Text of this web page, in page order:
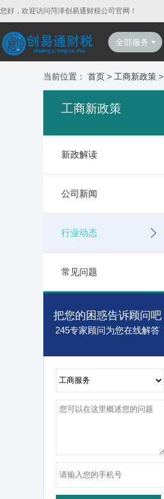
您好，欢迎访问菏泽创易通财税公司官网！
全部服务
当前位置： 首页 > 工商新政策 >
工商新政策
新政解读
公司新闻
行业动态
常见问题
把您的困惑告诉顾问吧
245专家顾问为您在线解答